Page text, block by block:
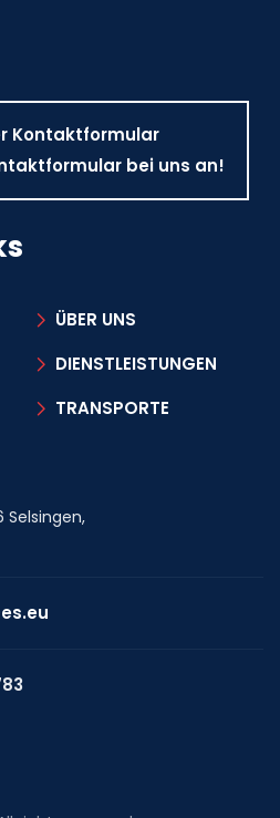
Kontaktformular
bei uns an!
ÜBER UNS
DIENSTLEISTUNGEN
TRANSPORTE
Selsingen,